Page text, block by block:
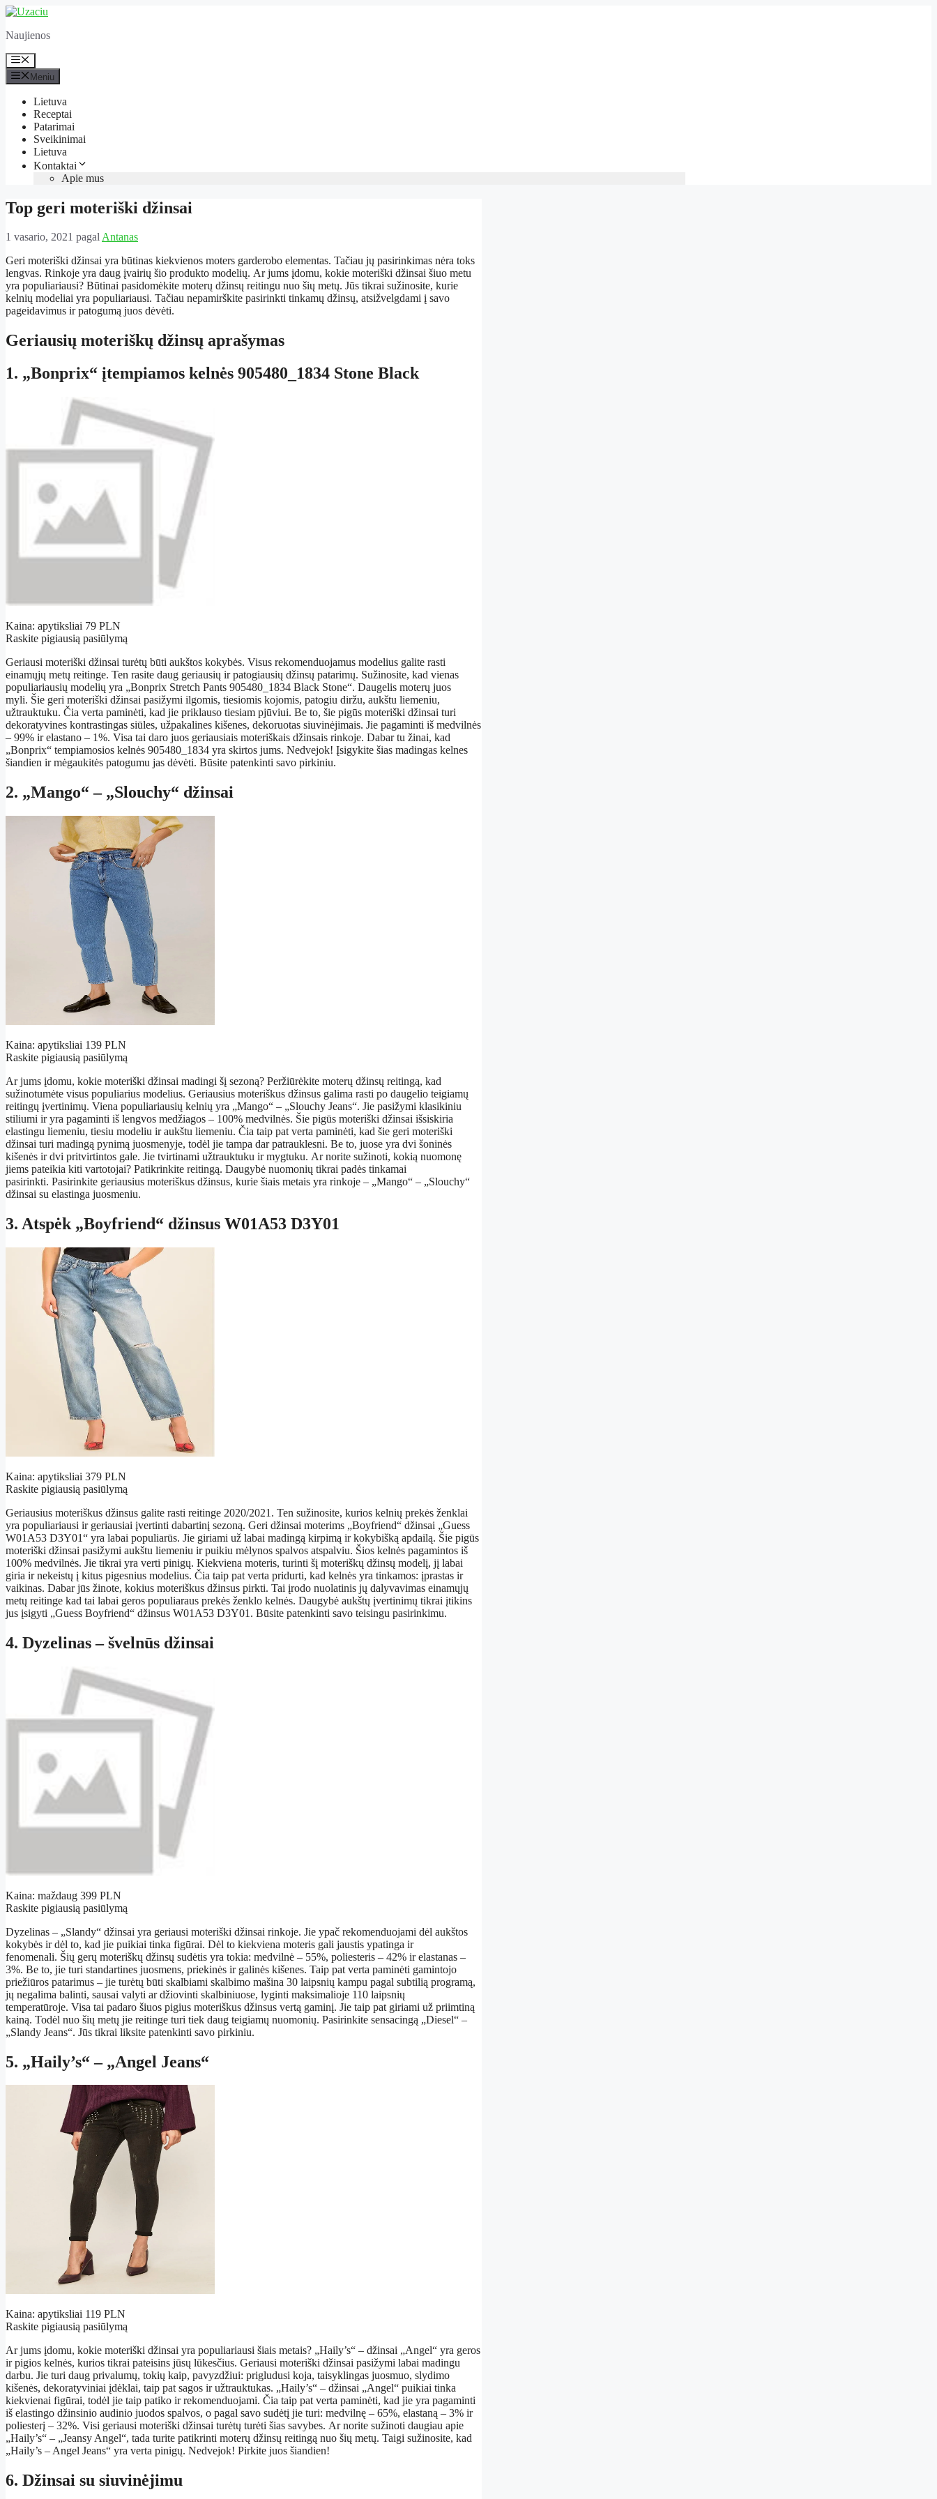
Pereiti
turinio
Naujienos
Meniu
Meniu
Lietuva
Receptai
Patarimai
Sveikinimai
Lietuva
Kontaktai
Apie mus
Top geri moteriški džinsai
1 vasario, 2021 pagalAntanas
Geri moteriški džinsai yra būtinas kiekvienos moters garderobo elementas. Tačiau jų pasirinkimas nėra toks
lengvas. Rinkoje yra daug įvairių šio produkto modelių. Ar jums įdomu, kokie moteriški džinsai šiuo metu
yra populiariausi? Būtinai pasidomėkite moterų džinsų reitingu nuo šių metų. Jūs tikrai sužinosite, kurie
kelnių modeliai yra populiariausi. Tačiau nepamirškite pasirinkti tinkamų džinsų, atsižvelgdami į savo
pageidavimus ir patogumą juos dėvėti.
Geriausių moteriškų džinsų aprašymas
1. „Bonprix“ įtempiamos kelnės 905480_1834 Stone Black
Kaina: apytiksliai 79 PLN
Raskite pigiausią pasiūlymą
Geriausi moteriški džinsai turėtų būti aukštos kokybės. Visus rekomenduojamus modelius galite rasti
einamųjų metų reitinge. Ten rasite daug geriausių ir patogiausių džinsų patarimų. Sužinosite, kad vienas
populiariausių modelių yra „Bonprix Stretch Pants 905480_1834 Black Stone“. Daugelis moterų juos
myli. Šie geri moteriški džinsai pasižymi ilgomis, tiesiomis kojomis, patogiu diržu, aukštu liemeniu,
užtrauktuku. Čia verta paminėti, kad jie priklauso tiesiam pjūviui. Be to, šie pigūs moteriški džinsai turi
dekoratyvines kontrastingas siūles, užpakalines kišenes, dekoruotas siuvinėjimais. Jie pagaminti iš medvilnės
– 99% ir elastano – 1%. Visa tai daro juos geriausiais moteriškais džinsais rinkoje. Dabar tu žinai, kad
„Bonprix“ tempiamosios kelnės 905480_1834 yra skirtos jums. Nedvejok! Įsigykite šias madingas kelnes
šiandien ir mėgaukitės patogumu jas dėvėti. Būsite patenkinti savo pirkiniu.
2. „Mango“ – „Slouchy“ džinsai
Kaina: apytiksliai 139 PLN
Raskite pigiausią pasiūlymą
Ar jums įdomu, kokie moteriški džinsai madingi šį sezoną? Peržiūrėkite moterų džinsų reitingą, kad
sužinotumėte visus populiarius modelius. Geriausius moteriškus džinsus galima rasti po daugelio teigiamų
reitingų įvertinimų. Viena populiariausių kelnių yra „Mango“ – „Slouchy Jeans“. Jie pasižymi klasikiniu
stiliumi ir yra pagaminti iš lengvos medžiagos – 100% medvilnės. Šie pigūs moteriški džinsai išsiskiria
elastingu liemeniu, tiesiu modeliu ir aukštu liemeniu. Čia taip pat verta paminėti, kad šie geri moteriški
džinsai turi madingą pynimą juosmenyje, todėl jie tampa dar patrauklesni. Be to, juose yra dvi šoninės
kišenės ir dvi pritvirtintos gale. Jie tvirtinami užtrauktuku ir mygtuku. Ar norite sužinoti, kokią nuomonę
jiems pateikia kiti vartotojai? Patikrinkite reitingą. Daugybė nuomonių tikrai padės tinkamai
pasirinkti. Pasirinkite geriausius moteriškus džinsus, kurie šiais metais yra rinkoje – „Mango“ – „Slouchy“
džinsai su elastinga juosmeniu.
3. Atspėk „Boyfriend“ džinsus W01A53 D3Y01
Kaina: apytiksliai 379 PLN
Raskite pigiausią pasiūlymą
Geriausius moteriškus džinsus galite rasti reitinge 2020/2021. Ten sužinosite, kurios kelnių prekės ženklai
yra populiariausi ir geriausiai įvertinti dabartinį sezoną. Geri džinsai moterims „Boyfriend“ džinsai „Guess
W01A53 D3Y01“ yra labai populiarūs. Jie giriami už labai madingą kirpimą ir kokybišką apdailą. Šie pigūs
moteriški džinsai pasižymi aukštu liemeniu ir puikiu mėlynos spalvos atspalviu. Šios kelnės pagamintos iš
100% medvilnės. Jie tikrai yra verti pinigų. Kiekviena moteris, turinti šį moteriškų džinsų modelį, jį labai
giria ir nekeistų į kitus pigesnius modelius. Čia taip pat verta pridurti, kad kelnės yra tinkamos: įprastas ir
vaikinas. Dabar jūs žinote, kokius moteriškus džinsus pirkti. Tai įrodo nuolatinis jų dalyvavimas einamųjų
metų reitinge kad tai labai geros populiaraus prekės ženklo kelnės. Daugybė aukštų įvertinimų tikrai įtikins
jus įsigyti „Guess Boyfriend“ džinsus W01A53 D3Y01. Būsite patenkinti savo teisingu pasirinkimu.
4. Dyzelinas – švelnūs džinsai
Kaina: maždaug 399 PLN
Raskite pigiausią pasiūlymą
Dyzelinas – „Slandy“ džinsai yra geriausi moteriški džinsai rinkoje. Jie ypač rekomenduojami dėl aukštos
kokybės ir dėl to, kad jie puikiai tinka figūrai. Dėl to kiekviena moteris gali jaustis ypatinga ir
fenomenali. Šių gerų moteriškų džinsų sudėtis yra tokia: medvilnė – 55%, poliesteris – 42% ir elastanas –
3%. Be to, jie turi standartines juosmens, priekinės ir galinės kišenes. Taip pat verta paminėti gamintojo
priežiūros patarimus – jie turėtų būti skalbiami skalbimo mašina 30 laipsnių kampu pagal subtilią programą,
jų negalima balinti, sausai valyti ar džiovinti skalbiniuose, lyginti maksimalioje 110 laipsnių
temperatūroje. Visa tai padaro šiuos pigius moteriškus džinsus vertą gaminį. Jie taip pat giriami už priimtiną
kainą. Todėl nuo šių metų jie reitinge turi tiek daug teigiamų nuomonių. Pasirinkite sensacingą „Diesel“ –
„Slandy Jeans“. Jūs tikrai liksite patenkinti savo pirkiniu.
5. „Haily’s“ – „Angel Jeans“
Kaina: apytiksliai 119 PLN
Raskite pigiausią pasiūlymą
Ar jums įdomu, kokie moteriški džinsai yra populiariausi šiais metais? „Haily’s“ – džinsai „Angel“ yra geros
ir pigios kelnės, kurios tikrai pateisins jūsų lūkesčius. Geriausi moteriški džinsai pasižymi labai madingu
darbu. Jie turi daug privalumų, tokių kaip, pavyzdžiui: prigludusi koja, taisyklingas juosmuo, slydimo
kišenės, dekoratyviniai įdėklai, taip pat sagos ir užtrauktukas. „Haily’s“ – džinsai „Angel“ puikiai tinka
kiekvienai figūrai, todėl jie taip patiko ir rekomenduojami. Čia taip pat verta paminėti, kad jie yra pagaminti
iš elastingo džinsinio audinio juodos spalvos, o pagal savo sudėtį jie turi: medvilnę – 65%, elastaną – 3% ir
poliesterį – 32%. Visi geriausi moteriški džinsai turėtų turėti šias savybes. Ar norite sužinoti daugiau apie
„Haily’s“ – „Jeansy Angel“, tada turite patikrinti moterų džinsų reitingą nuo šių metų. Taigi sužinosite, kad
„Haily’s – Angel Jeans“ yra verta pinigų. Nedvejok! Pirkite juos šiandien!
6. Džinsai su siuvinėjimu